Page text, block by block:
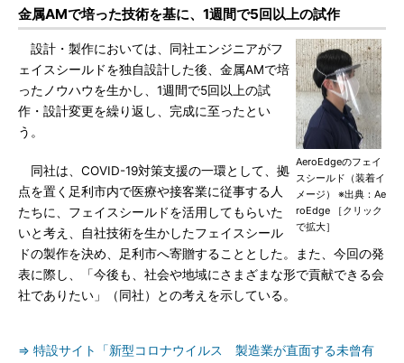
金属AMで培った技術を基に、1週間で5回以上の試作
AeroEdgeのフェイ
スシールド（装着イ
メージ） ※出典：Ae
roEdge ［クリック
で拡大］
設計・製作においては、同社エンジニアがフ
ェイスシールドを独自設計した後、金属AMで培
ったノウハウを生かし、1週間で5回以上の試
作・設計変更を繰り返し、完成に至ったとい
う。
同社は、COVID-19対策支援の一環として、拠
点を置く足利市内で医療や接客業に従事する人
たちに、フェイスシールドを活用してもらいた
いと考え、自社技術を生かしたフェイスシール
ドの製作を決め、足利市へ寄贈することとした。また、今回の発
表に際し、「今後も、社会や地域にさまざまな形で貢献できる会
社でありたい」（同社）との考えを示している。
⇒ 特設サイト「新型コロナウイルス 製造業が直面する未曾有